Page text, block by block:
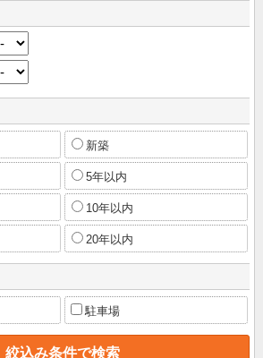
新築
5年以内
10年以内
20年以内
駐車場